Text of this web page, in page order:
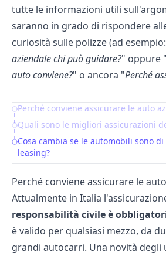
tutte le informazioni utili
saranno in grado di rispondere
curiosità sulle polizze (ad
aziendale chi può guidare?" oppure "
auto conviene?" o ancora "Perché
Table of Contents
Perché conviene assicurare le auto
Quali sono le migliori assicurazioni
Cosa cambia se le automobili sono
leasing?
Perché conviene assicurare le
Attualmente in Italia l'
responsabilità civile è
è valido per qualsiasi mezzo, da
grandi autocarri. Una novità degli